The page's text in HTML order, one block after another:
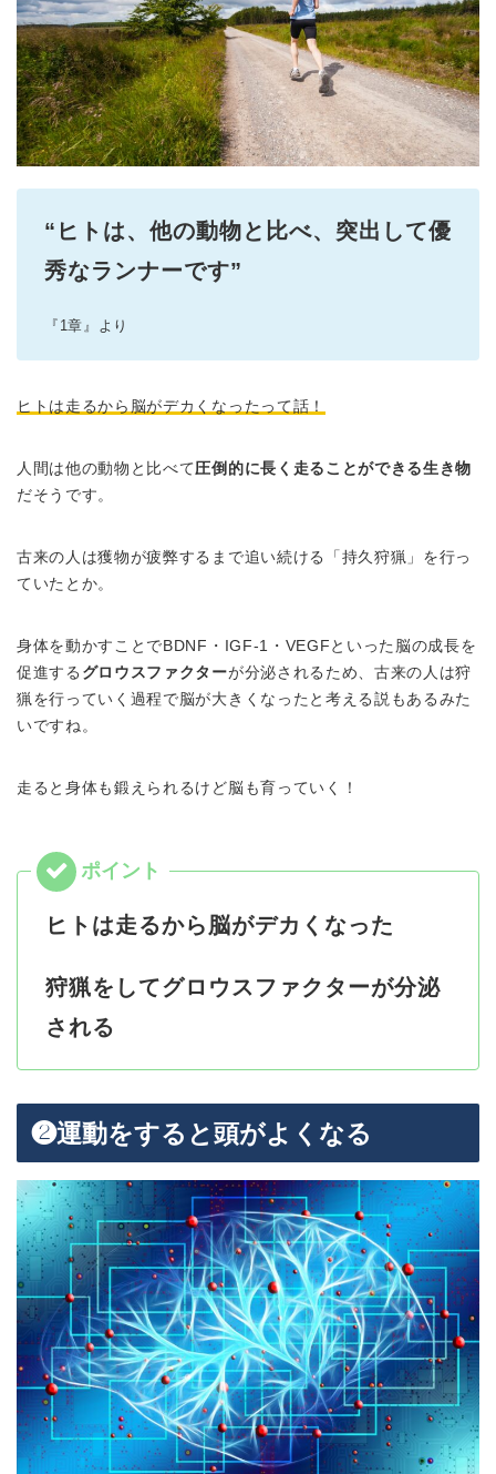
“ヒトは、他の動物と比べ、突出して優
秀なランナーです”
『1章』より
ヒトは走るから脳がデカくなったって話！
人間は他の動物と比べて圧倒的に長く走ることができる生き物
だそうです。
古来の人は獲物が疲弊するまで追い続ける「持久狩猟」を行っ
ていたとか。
身体を動かすことでBDNF・IGF-1・VEGFといった脳の成長を
促進する グロウスファクターが分泌されるため、古来の人は狩
猟を行っていく過程で脳が大きくなったと考える説もあるみた
いですね。
走ると身体も鍛えられるけど脳も育っていく！
ヒトは走るから脳がデカくなった
狩猟をしてグロウスファクターが分泌
される
❷運動をすると頭がよくなる